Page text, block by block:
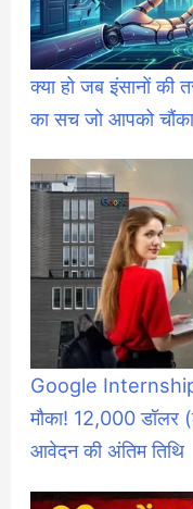
क्या हो जब इंसानों
का सच जो आपको चौंका
Google
मौका! 12,000 डॉलर
आवेदन की अंतिम तिथि